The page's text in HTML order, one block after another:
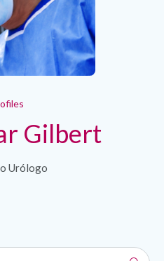
Gilbert
Urólogo